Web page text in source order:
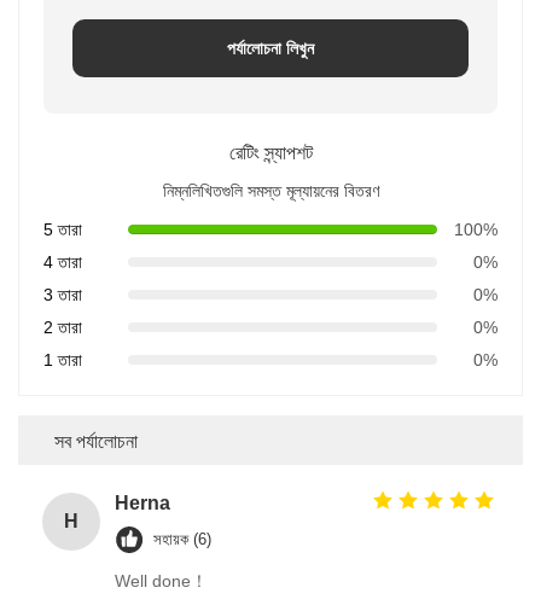
পর্যালোচনা লিখুন
রেটিং স্ন্যাপশট
নিম্নলিখিতগুলি সমস্ত মূল্যায়নের বিতরণ
5 তারা
100%
4 তারা
0%
3 তারা
0%
2 তারা
0%
1 তারা
0%
সব পর্যালোচনা
H
Herna
সহায়ক (6)
Well done！